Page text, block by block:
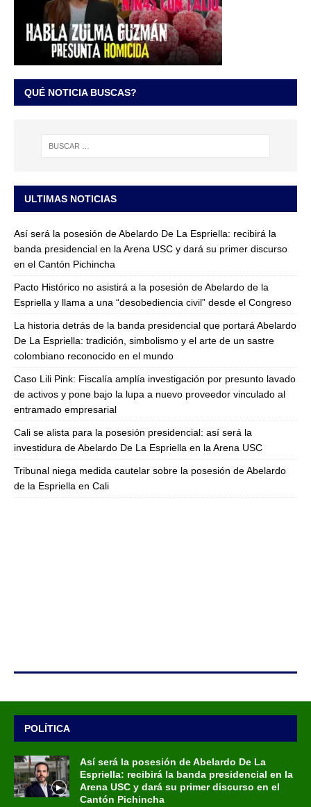
QUÉ NOTICIA BUSCAS?
ULTIMAS NOTICIAS
Así será la posesión de Abelardo De La Espriella: recibirá la
banda presidencial en la Arena USC y dará su primer discurso
en el Cantón Pichincha
Pacto Histórico no asistirá a la posesión de Abelardo de la
Espriella y llama a una “desobediencia civil” desde el Congreso
La historia detrás de la banda presidencial que portará Abelardo
De La Espriella: tradición, simbolismo y el arte de un sastre
colombiano reconocido en el mundo
Caso Lili Pink: Fiscalía amplía investigación por presunto lavado
de activos y pone bajo la lupa a nuevo proveedor vinculado al
entramado empresarial
Cali se alista para la posesión presidencial: así será la
investidura de Abelardo De La Espriella en la Arena USC
Tribunal niega medida cautelar sobre la posesión de Abelardo
de la Espriella en Cali
POLÍTICA
Así será la posesión de Abelardo De La
Espriella: recibirá la banda presidencial en la
Arena USC y dará su primer discurso en el
Cantón Pichincha